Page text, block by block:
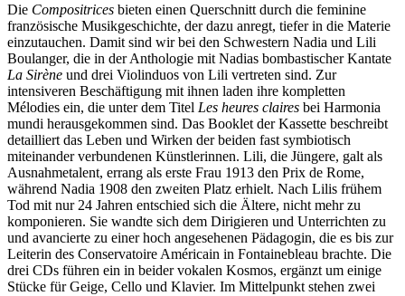
Die Compositrices bieten einen Querschnitt durch die feminine
französische Musikgeschichte, der dazu anregt, tiefer in die Materie
einzutauchen. Damit sind wir bei den Schwestern Nadia und Lili
Boulanger, die in der Anthologie mit Nadias bombastischer Kantate
La Sirène und drei Violinduos von Lili vertreten sind. Zur
intensiveren Beschäftigung mit ihnen laden ihre kompletten
Mélodies ein, die unter dem Titel Les heures claires bei Harmonia
mundi herausgekommen sind. Das Booklet der Kassette beschreibt
detailliert das Leben und Wirken der beiden fast symbiotisch
miteinander verbundenen Künstlerinnen. Lili, die Jüngere, galt als
Ausnahmetalent, errang als erste Frau 1913 den Prix de Rome,
während Nadia 1908 den zweiten Platz erhielt. Nach Lilis frühem
Tod mit nur 24 Jahren entschied sich die Ältere, nicht mehr zu
komponieren. Sie wandte sich dem Dirigieren und Unterrichten zu
und avancierte zu einer hoch angesehenen Pädagogin, die es bis zur
Leiterin des Conservatoire Américain in Fontainebleau brachte. Die
drei CDs führen ein in beider vokalen Kosmos, ergänzt um einige
Stücke für Geige, Cello und Klavier. Im Mittelpunkt stehen zwei